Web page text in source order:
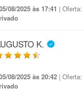
08/2025 às 17:41 | Oferta:
K.
08/2025 às 20:42 | Oferta: